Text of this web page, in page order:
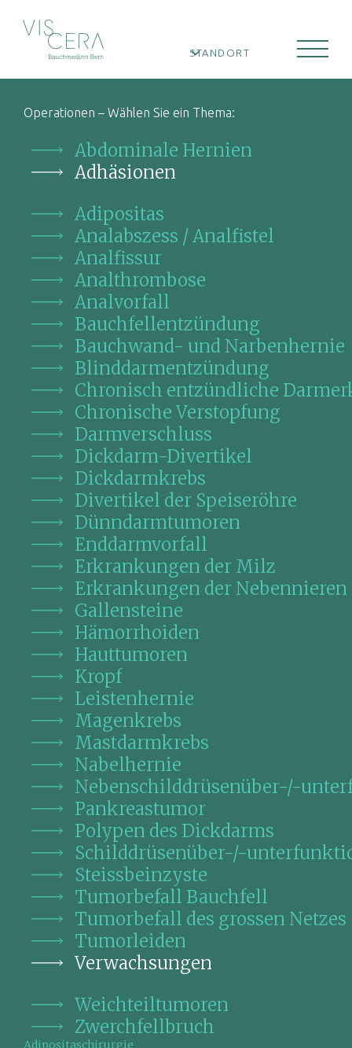
STANDORT
Operationen – Wählen Sie ein Thema:
Abdominale Hernien
Adhäsionen
Adipositas
Analabszess / Analfistel
Analfissur
Analthrombose
Analvorfall
Bauchfellentzündung
Bauchwand- und Narbenhernie
Blinddarmentzündung
Chronisch entzündliche
Chronische Verstopfung
Darmverschluss
Dickdarm-Divertikel
Dickdarmkrebs
Divertikel der Speiseröhre
Dünndarmtumoren
Enddarmvorfall
Erkrankungen der Milz
Erkrankungen der Nebennieren
Gallensteine
Hämorrhoiden
Hauttumoren
Kropf
Leistenhernie
Magenkrebs
Mastdarmkrebs
Nabelhernie
Nebenschilddrüsenüber-/-
Pankreastumor
Polypen des Dickdarms
Schilddrüsenüber-/-
Steissbeinzyste
Tumorbefall Bauchfell
Tumorbefall des grossen Netzes
Tumorleiden
Verwachsungen
Weichteiltumoren
Zwerchfellbruch
Adipositaschirurgie